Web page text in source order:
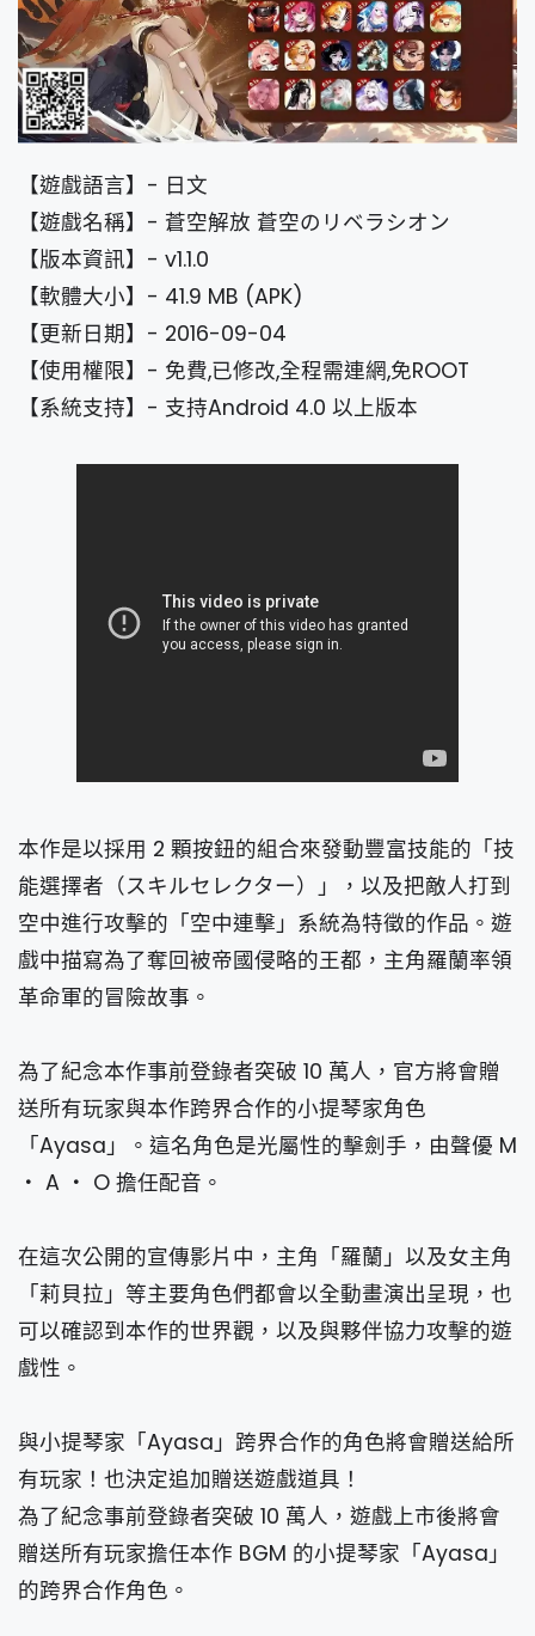
【遊戲語言】- 日文
【遊戲名稱】- 蒼空解放 蒼空のリベラシオン
【版本資訊】- v1.1.0
【軟體大小】- 41.9 MB (APK)
【更新日期】- 2016-09-04
【使用權限】- 免費,已修改,全程需連網,免ROOT
【系統支持】- 支持Android 4.0 以上版本
本作是以採用 2 顆按鈕的組合來發動豐富技能的「技
能選擇者（スキルセレクター）」，以及把敵人打到
空中進行攻擊的「空中連擊」系統為特徵的作品。遊
戲中描寫為了奪回被帝國侵略的王都，主角羅蘭率領
革命軍的冒險故事。
為了紀念本作事前登錄者突破 10 萬人，官方將會贈
送所有玩家與本作跨界合作的小提琴家角色
「Ayasa」。這名角色是光屬性的擊劍手，由聲優 M
・ A ・ O 擔任配音。
在這次公開的宣傳影片中，主角「羅蘭」以及女主角
「莉貝拉」等主要角色們都會以全動畫演出呈現，也
可以確認到本作的世界觀，以及與夥伴協力攻擊的遊
戲性。
與小提琴家「Ayasa」跨界合作的角色將會贈送給所
有玩家！也決定追加贈送遊戲道具！
為了紀念事前登錄者突破 10 萬人，遊戲上市後將會
贈送所有玩家擔任本作 BGM 的小提琴家「Ayasa」
的跨界合作角色。